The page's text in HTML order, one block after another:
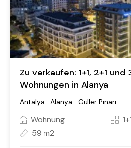
Zu verkaufen: 1+1, 2+1 und
Wohnungen in Alanya
Antalya- Alanya- Güller Pınarı
Wohnung
1+1
59 m2